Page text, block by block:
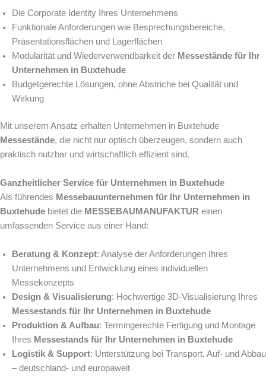
Die Corporate Identity Ihres Unternehmens
Funktionale Anforderungen wie Besprechungsbereiche,
Präsentationsflächen und Lagerflächen
Modularität und Wiederverwendbarkeit der Messestände für Ihr
Unternehmen in Buxtehude
Budgetgerechte Lösungen, ohne Abstriche bei Qualität und
Wirkung
Mit unserem Ansatz erhalten Unternehmen in Buxtehude
Messestände, die nicht nur optisch überzeugen, sondern auch
praktisch nutzbar und wirtschaftlich effizient sind.
Ganzheitlicher Service für Unternehmen in Buxtehude
Als führendes Messebauunternehmen für Ihr Unternehmen in
Buxtehude bietet die MESSEBAUMANUFAKTUR einen
umfassenden Service aus einer Hand:
Beratung & Konzept: Analyse der Anforderungen Ihres
Unternehmens und Entwicklung eines individuellen
Messekonzepts
Design & Visualisierung: Hochwertige 3D-Visualisierung Ihres
Messestands für Ihr Unternehmen in Buxtehude
Produktion & Aufbau: Termingerechte Fertigung und Montage
Ihres Messestands für Ihr Unternehmen in Buxtehude
Logistik & Support: Unterstützung bei Transport, Auf- und Abbau
– deutschland- und europaweit